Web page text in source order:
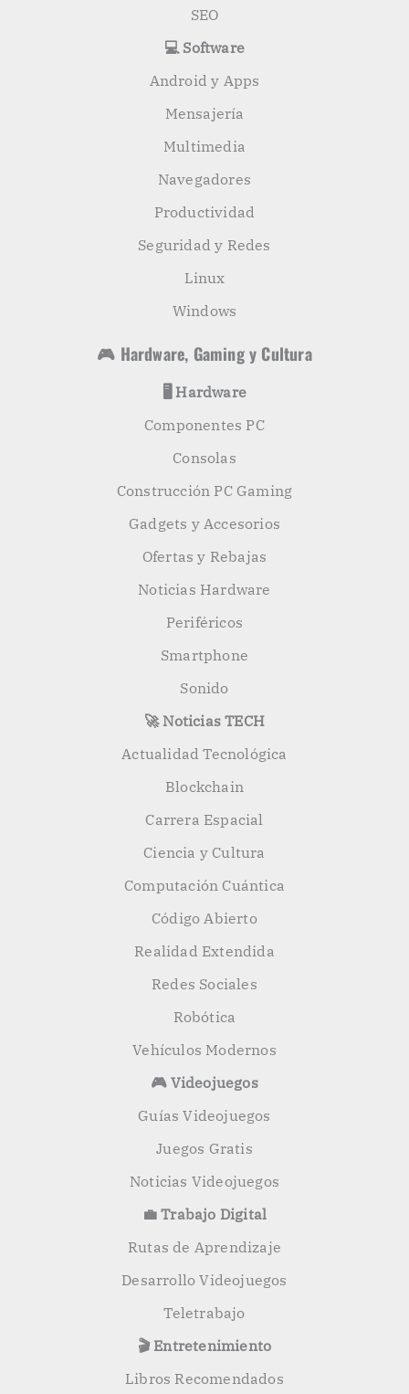
SEO
💻 Software
Android y Apps
Mensajería
Multimedia
Navegadores
Productividad
Seguridad y Redes
Linux
Windows
🎮 Hardware, Gaming y Cultura
🖥️ Hardware
Componentes PC
Consolas
Construcción PC Gaming
Gadgets y Accesorios
Ofertas y Rebajas
Noticias Hardware
Periféricos
Smartphone
Sonido
🚀 Noticias TECH
Actualidad Tecnológica
Blockchain
Carrera Espacial
Ciencia y Cultura
Computación Cuántica
Código Abierto
Realidad Extendida
Redes Sociales
Robótica
Vehículos Modernos
🎮 Videojuegos
Guías Videojuegos
Juegos Gratis
Noticias Videojuegos
💼 Trabajo Digital
Rutas de Aprendizaje
Desarrollo Videojuegos
Teletrabajo
🎬 Entretenimiento
Libros Recomendados